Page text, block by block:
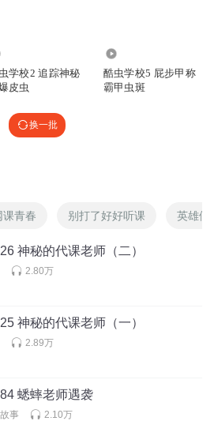
1
5、6。
美好啊！
学校2 追踪神秘
皮虫
酷虫学校5 屁步甲称
霸甲虫斑
换一批
课青春 别打了好好听课 英雄们
神秘的代课老师（二）
2.80万
神秘的代课老师（一）
2.89万
蟋蟀老师遇袭
事 2.10万